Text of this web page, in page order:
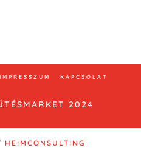
IMPRESSZUM KAPCSOLAT
2024
HEIMCONSULTING